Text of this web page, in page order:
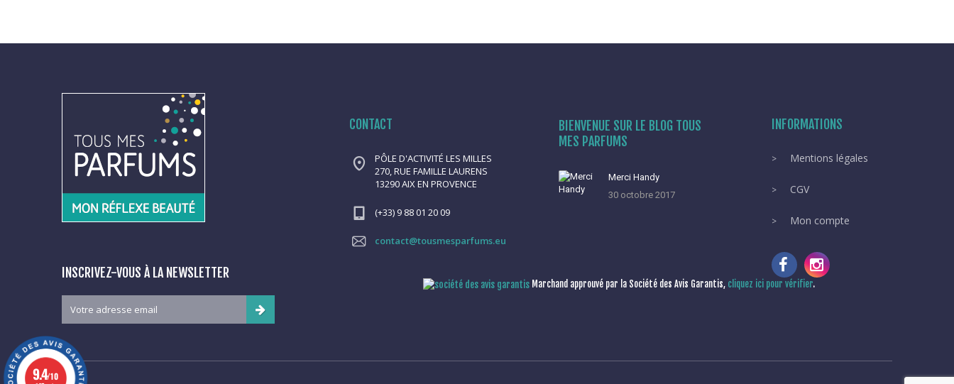
INSCRIVEZ-VOUS À LA NEWSLETTER
CONTACT
PÔLE D'ACTIVITÉ LES MILLES
270, RUE FAMILLE LAURENS
13290 AIX EN PROVENCE
(+33) 9 88 01 20 09
contact@tousmesparfums.eu
BIENVENUE SUR LE BLOG TOUS
MES PARFUMS
Merci Handy
30 octobre 2017
INFORMATIONS
Mentions légales
CGV
Mon compte
Marchand approuvé par la Société des Avis Garantis, cliquez ici pour vérifier.
9.4/10